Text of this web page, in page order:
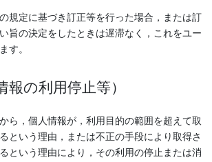
規定に基づき訂正等を行った場合，または訂
旨の決定をしたときは遅滞なく，これをユー
す。
報の利用停止等）
ら，個人情報が，利用目的の範囲を超えて取
という理由，または不正の手段により取得さ
という理由により，その利用の停止または消